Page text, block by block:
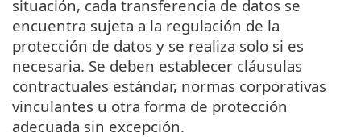
situación, cada transferencia de datos se
encuentra sujeta a la regulación de la
protección de datos y se realiza solo si es
necesaria. Se deben establecer cláusulas
contractuales estándar, normas corporativas
vinculantes u otra forma de protección
adecuada sin excepción.